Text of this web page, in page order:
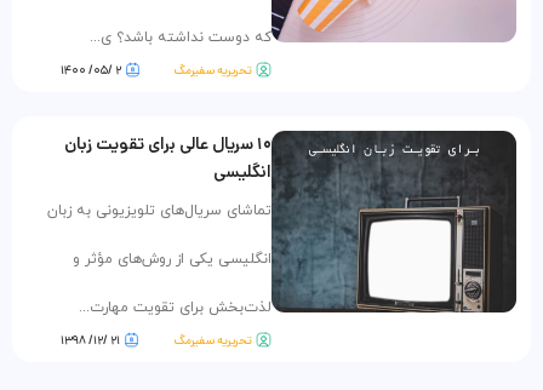
که دوست نداشته باشد؟ ی...
تحریریه سفیرمگ ۲ /۰۵/ ۱۴۰۰
۱۰ سریال عالی برای تقویت زبان
انگلیسی
تماشای سریال‌های تلویزیونی به زبان
انگلیسی یکی از روش‌های مؤثر و
لذت‌بخش برای تقویت مهارت‌...
تحریریه سفیرمگ ۲۱ /۱۲/ ۱۳۹۸